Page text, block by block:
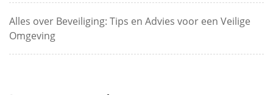
Alles over Beveiliging: Tips en Advies voor een Veilige
Omgeving